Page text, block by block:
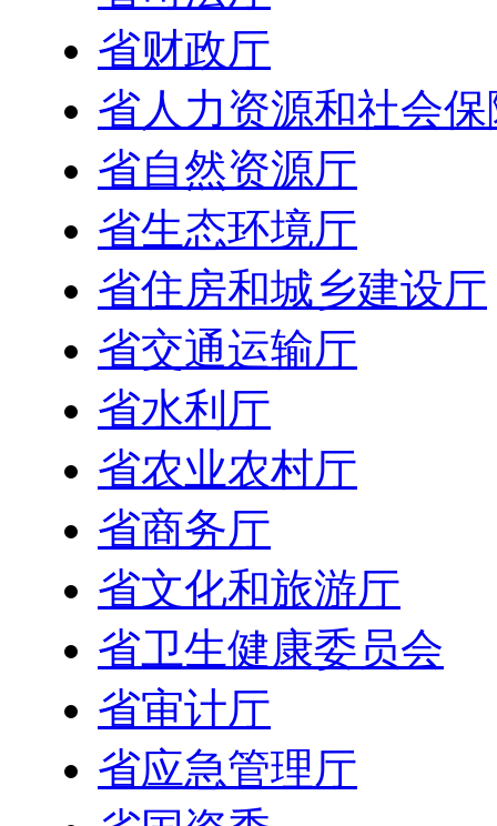
省财政厅
省人力资源和社会
省自然资源厅
省生态环境厅
省住房和城乡建设厅
省交通运输厅
省水利厅
省农业农村厅
省商务厅
省文化和旅游厅
省卫生健康委员会
省审计厅
省应急管理厅